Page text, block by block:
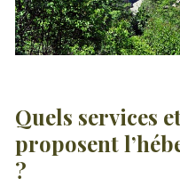
Quels services
proposent
?